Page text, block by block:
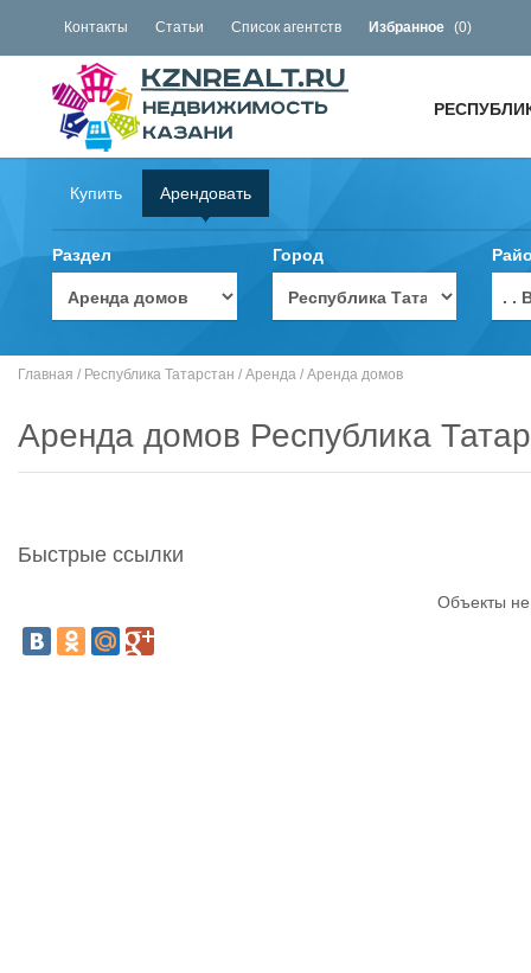
Контакты Статьи Список агентств Избранное (0)
Купить Арендовать
Раздел Город
. .
Главная / Республика Татарстан / Аренда / Аренда домов
Аренда домов Республика
Быстрые ссылки
Объекты